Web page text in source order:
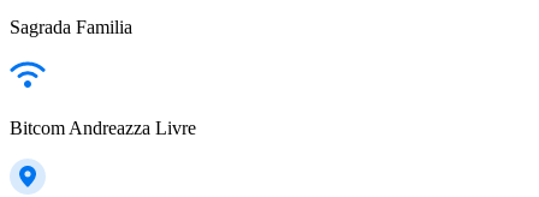
Sagrada Familia
Bitcom Andreazza Livre